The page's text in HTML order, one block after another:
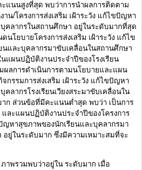
แนนสูงที่สุด พบว่าการนำผลการติดตาม
น/โครงการส่งเสริม เฝ้าระวัง แก้ไขปัญหา
คลากรในสถานศึกษา อยู่ในระดับมากที่สุด
นโยบายโครงการส่งเสริม เฝ้าระวัง แก้ไข
และบุคลากรมาขับเคลื่อนในสถานศึกษา
แผนปฏิบัติงานประจำปีของโรงเรียน
ผลการดำเนินการตามนโยบายและแผน
กรรมการส่งเสริม เฝ้าระวัง แก้ไขปัญหา
ลากรโรงเรียนเวียงสระมาขับเคลื่อนใน
ก ส่วนข้อที่มีคะแนนต่ำสุด พบว่า เป็นการ
ละแผนปฏิบัติงานประจำปีของโครงการ
ปัญหาสุขภาพของนักเรียนและบุคลากรมา
ยู่ในระดับมาก ซึ่งมีความเหมาะสมที่จะ
าพรวมพบว่าอยู่ใน ระดับมาก เมื่อ